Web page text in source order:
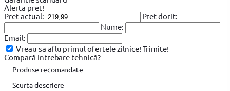
Alerta pret!
Pret actual:
Pret dorit:
Nume:
Email:
Vreau sa aflu primul ofertele zilnice! Trimite!
Compară Intrebare tehnică?
Produse recomandate
Scurta descriere